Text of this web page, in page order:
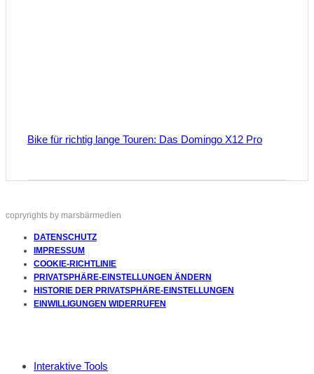
Bike für richtig lange Touren: Das Domingo X12 Pro
copryrights by marsbärmedien
DATENSCHUTZ
IMPRESSUM
COOKIE-RICHTLINIE
PRIVATSPHÄRE-EINSTELLUNGEN ÄNDERN
HISTORIE DER PRIVATSPHÄRE-EINSTELLUNGEN
EINWILLIGUNGEN WIDERRUFEN
Interaktive Tools